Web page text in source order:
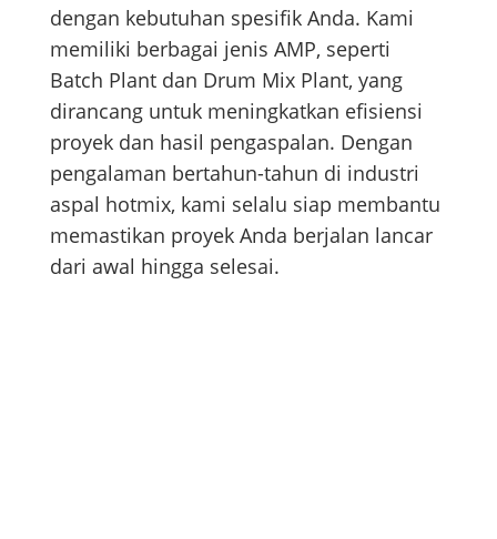
dengan kebutuhan spesifik Anda. Kami
memiliki berbagai jenis AMP, seperti
Batch Plant dan Drum Mix Plant, yang
dirancang untuk meningkatkan efisiensi
proyek dan hasil pengaspalan. Dengan
pengalaman bertahun-tahun di industri
aspal hotmix, kami selalu siap membantu
memastikan proyek Anda berjalan lancar
dari awal hingga selesai.